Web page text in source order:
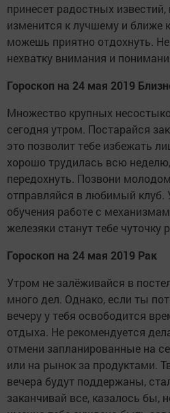
принесет радостных
изменится к лучшему и ближе
можешь приятно отдохнуть.
нехватку внимания и
Гороскоп на 24 мая 2019
Множество крупных
сегодня утром. Постарайся
это позволит тебе избежать
хорошо трудилась всю
передохнуть. Позвони
отправляйся в любимый клуб.
обучения работе с
железяки станут тебе чуточку
Гороскоп на 24 мая 2019 Рак
Утром не залёживайся в
много дел. Однако, если ты
вечеру у тебя освободится
отдыха. Не рекомендуется
отмени запланированные на
или на рынок за продуктами.
вечера будут поддержаны,
заканчивай все, казалось бы,